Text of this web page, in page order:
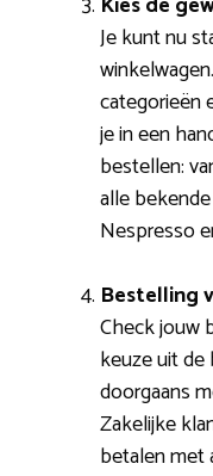
Je kunt nu
categorieën
je in een
bestellen:
alle
Nespresso
Bestelling
Check jouw
keuze uit
doorgaans
Zakelijke
betalen met